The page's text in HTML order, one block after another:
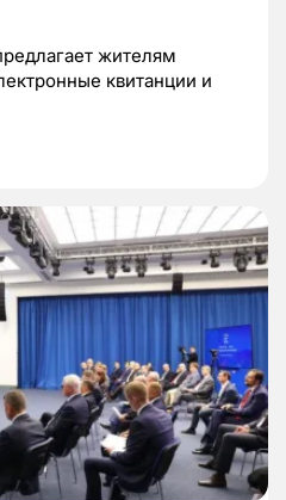
жителям
квитанции и